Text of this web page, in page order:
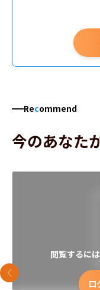
Recommend
今のあなた
閲覧するに
ロ
前のスライド